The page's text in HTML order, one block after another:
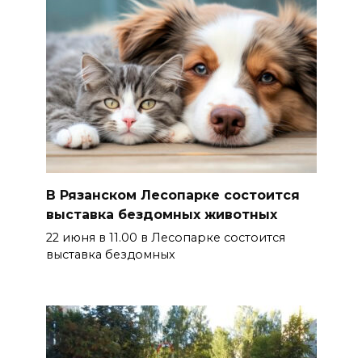
В Рязанском Лесопарке состоится
выставка бездомных животных
22 июня в 11.00 в Лесопарке состоится
выставка бездомных